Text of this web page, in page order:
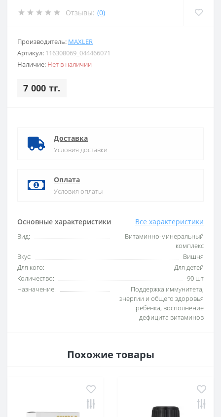
Отзывы: (0)
Производитель: MAXLER
Артикул: 116308069_044466071
Наличие: Нет в наличии
7 000 тг.
Основные характеристики Все характеристики
Вид:
Витаминно-минеральный
комплекс
Вкус:
Вишня
Для кого:
Для детей
Количество:
90 шт
Назначение:
Поддержка иммунитета,
энергии и общего здоровья
ребёнка, восполнение
дефицита витаминов
Доставка
Условия доставки
Оплата
Условия оплаты
Похожие товары